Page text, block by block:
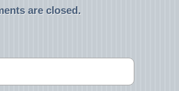
are closed.